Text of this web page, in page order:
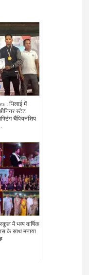
: भिलाई में
स्टेट
चैंपियनशिप
में भव्य वार्षिक
के साथ मनाया